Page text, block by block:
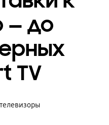
— до
TV